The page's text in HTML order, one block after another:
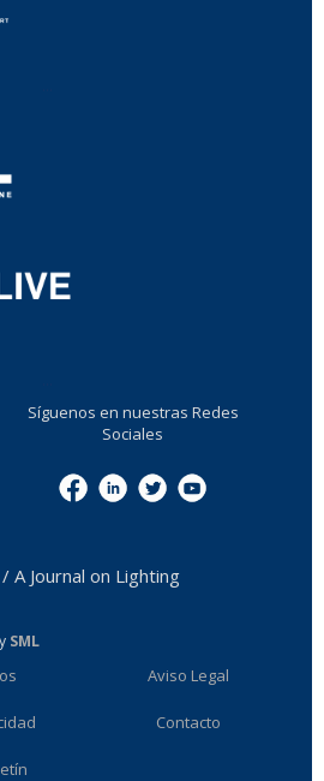
Síguenos en nuestras Redes
Sociales
Journal on Lighting
SML
Aviso Legal
Contacto